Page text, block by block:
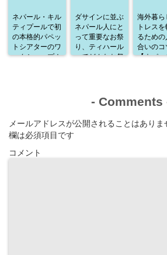
ネパール・キル
ティプールで初
の本格的パペッ
トシアターのワ
ークショップ！
ダサインに並ぶ
ネパール人にと
って重要なお祭
り、ティハール
ってどんなお祭
海外暮ら
トレス
るための
合いのコ
【ネパー
- Comments
メールアドレスが公開されることはありま
欄は必須項目です
コメント